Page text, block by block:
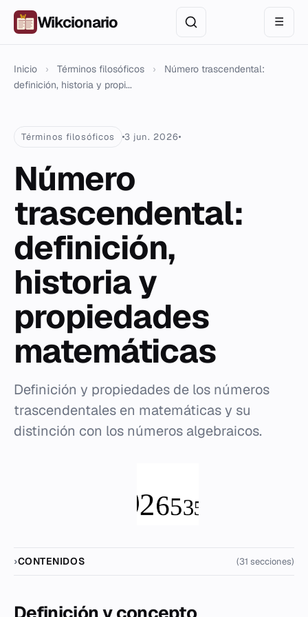
Wikcionario ☰
Inicio › Términos filosóficos ›
Número trascendental:
definición, historia y propi...
Términos filosóficos 3 jun. 2026
Número
trascendental:
definición,
historia y
propiedades
matemáticas
Definición y propiedades de los números
trascendentales en matemáticas y su
distinción con los números algebraicos.
CONTENIDOS (31 secciones)